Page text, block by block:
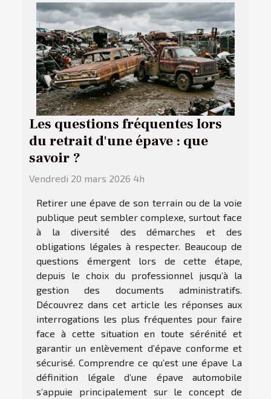
Les questions fréquentes lors
du retrait d'une épave : que
savoir ?
Vendredi 20 mars 2026 4h
Retirer une épave de son terrain ou de la voie
publique peut sembler complexe, surtout face
à la diversité des démarches et des
obligations légales à respecter. Beaucoup de
questions émergent lors de cette étape,
depuis le choix du professionnel jusqu’à la
gestion des documents administratifs.
Découvrez dans cet article les réponses aux
interrogations les plus fréquentes pour faire
face à cette situation en toute sérénité et
garantir un enlèvement d’épave conforme et
sécurisé. Comprendre ce qu’est une épave La
définition légale d’une épave automobile
s’appuie principalement sur le concept de